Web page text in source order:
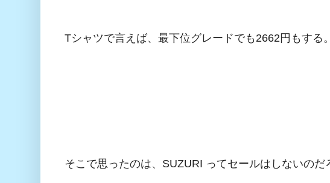
Tシャツで言えば、最下位グレードでも2662円もする。
そこで思ったのは、SUZURI ってセールはしないのだ